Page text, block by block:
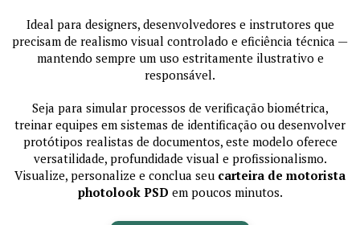
Ideal para designers, desenvolvedores e instrutores que
precisam de realismo visual controlado e eficiência técnica —
mantendo sempre um uso estritamente ilustrativo e
responsável.
Seja para simular processos de verificação biométrica,
treinar equipes em sistemas de identificação ou desenvolver
protótipos realistas de documentos, este modelo oferece
versatilidade, profundidade visual e profissionalismo.
Visualize, personalize e conclua seu carteira de motorista
photolook PSD em poucos minutos.